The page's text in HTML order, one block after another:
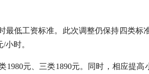
低工资标准。此次调整仍保持四类标
小时。
元、三类1890元。同时，相应提